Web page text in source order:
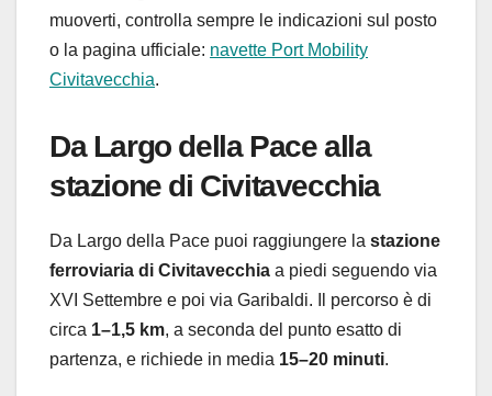
muoverti, controlla sempre le indicazioni sul posto
o la pagina ufficiale: navette Port Mobility
Civitavecchia.
Da Largo della Pace alla
stazione di Civitavecchia
Da Largo della Pace puoi raggiungere la stazione
ferroviaria di Civitavecchia a piedi seguendo via
XVI Settembre e poi via Garibaldi. Il percorso è di
circa 1–1,5 km, a seconda del punto esatto di
partenza, e richiede in media 15–20 minuti.